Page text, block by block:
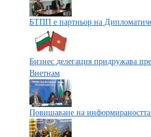
БТПП е партньор на
Бизнес делегация придружава
Виетнам
Повишаване на